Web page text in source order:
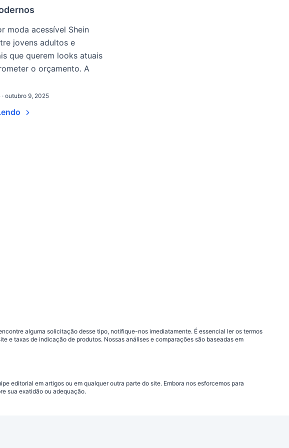
moda acessível Shein
jovens adultos e
que querem looks atuais
o orçamento. A
outubro 9, 2025
alguma solicitação desse tipo, notifique-nos imediatamente. É essencial ler os termos
e taxas de indicação de produtos. Nossas análises e comparações são baseadas em
editorial em artigos ou em qualquer outra parte do site. Embora nos esforcemos para
sua exatidão ou adequação.